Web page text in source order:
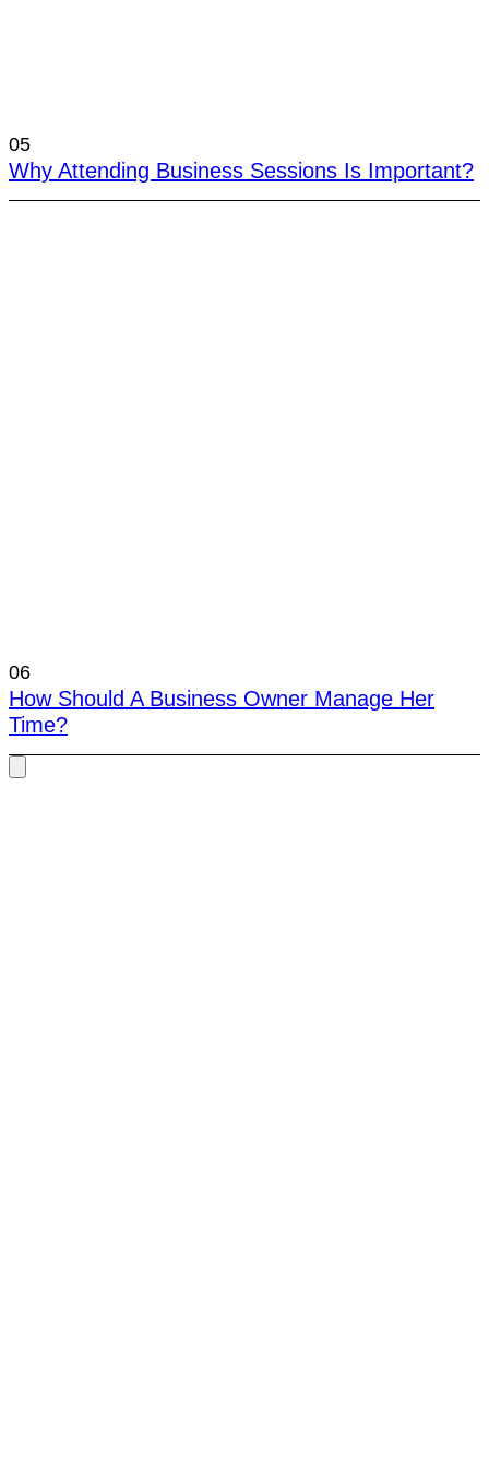
05
Why Attending Business Sessions Is Important?
06
How Should A Business Owner Manage Her
Time?